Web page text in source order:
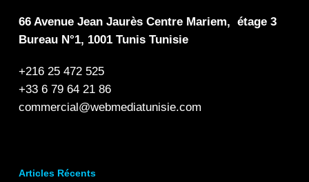
66 Avenue Jean Jaurès Centre Mariem, étage 3
Bureau N°1, 1001 Tunis Tunisie
+216 25 472 525
+33 6 79 64 21 86
commercial@webmediatunisie.com
Articles Récents